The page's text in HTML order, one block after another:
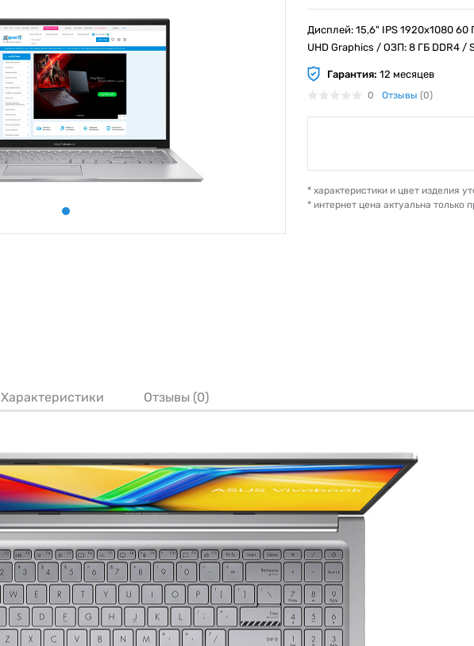
Дисплей: 15,6" IPS 1920x1080 60
UHD Graphics / ОЗП: 8 ГБ DDR4 /
Гарантия: 12 месяцев
0 Отзывы (0)
* характеристики и цвет изделия
* интернет цена актуальна только
Характеристики Отзывы (0)